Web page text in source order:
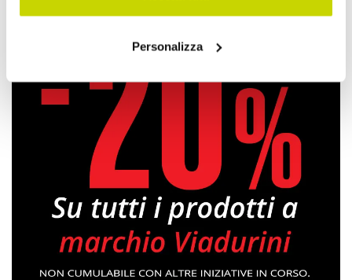
Personalizza